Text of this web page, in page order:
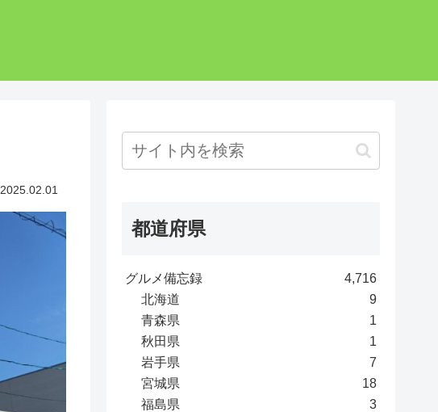
2025.02.01
都道府県
グルメ備忘録
4,716
北海道
9
青森県
1
秋田県
1
岩手県
7
宮城県
18
福島県
3